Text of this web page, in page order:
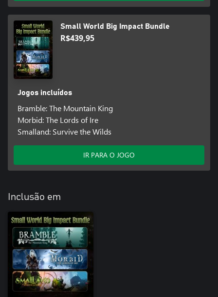
Small World Big Impact Bundle
R$439,95
Jogos incluídos
Bramble: The Mountain King
Morbid: The Lords of Ire
Smalland: Survive the Wilds
IR PARA O JOGO
Inclusão em